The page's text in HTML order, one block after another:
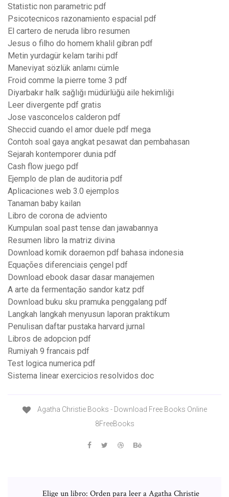
Statistic non parametric pdf
Psicotecnicos razonamiento espacial pdf
El cartero de neruda libro resumen
Jesus o filho do homem khalil gibran pdf
Metin yurdagür kelam tarihi pdf
Maneviyat sözlük anlamı cümle
Froid comme la pierre tome 3 pdf
Diyarbakır halk sağlığı müdürlüğü aile hekimliği
Leer divergente pdf gratis
Jose vasconcelos calderon pdf
Sheccid cuando el amor duele pdf mega
Contoh soal gaya angkat pesawat dan pembahasan
Sejarah kontemporer dunia pdf
Cash flow juego pdf
Ejemplo de plan de auditoria pdf
Aplicaciones web 3.0 ejemplos
Tanaman baby kailan
Libro de corona de adviento
Kumpulan soal past tense dan jawabannya
Resumen libro la matriz divina
Download komik doraemon pdf bahasa indonesia
Equações diferenciais çengel pdf
Download ebook dasar dasar manajemen
A arte da fermentação sandor katz pdf
Download buku sku pramuka penggalang pdf
Langkah langkah menyusun laporan praktikum
Penulisan daftar pustaka harvard jurnal
Libros de adopcion pdf
Rumiyah 9 francais pdf
Test logica numerica pdf
Sistema linear exercicios resolvidos doc
Agatha Christie Books - Download Free Books Online
8FreeBooks
Elige un libro: Orden para leer a Agatha Christie